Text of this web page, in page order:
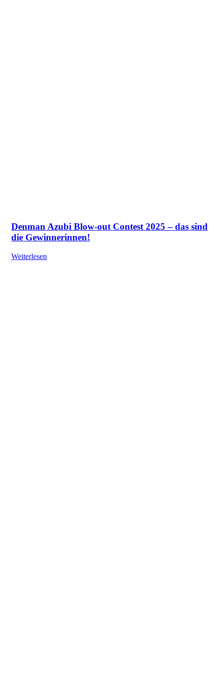
Denman Azubi Blow-out Contest 2025 – das sind
die Gewinnerinnen!
Weiterlesen